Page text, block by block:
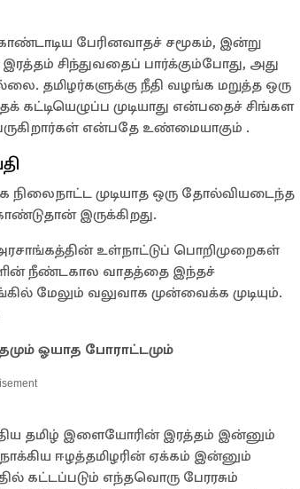
பேரினவாதச் சமூகம், இன்று
சிந்துவதைப் பார்க்கும்போது, அது
தமிழர்களுக்கு நீதி வழங்க மறுத்த ஒரு
கட்டியெழுப்ப முடியாது என்பதைச் சிங்கள
என்பதே உண்மையாகும் .
முடியாத ஒரு தோல்வியடைந்த
இருக்கிறது.
உள்நாட்டுப் பொறிமுறைகள்
நீண்டகால வாதத்தை இந்தச்
மேலும் வலுவாக முன்வைக்க முடியும்.
ஓயாத போராட்டமும்
தமிழ் இளையோரின் இரத்தம் இன்னும்
ஈழத்தமிழரின் ஏக்கம் இன்னும்
கட்டப்படும் எந்தவொரு பேரரசும்